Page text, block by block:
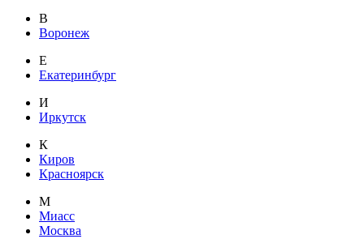
В
Воронеж
Е
Екатеринбург
И
Иркутск
К
Киров
Красноярск
М
Миасс
Москва